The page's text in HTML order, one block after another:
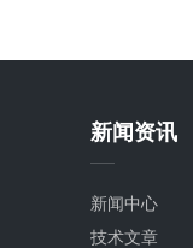
新闻资讯
新闻中心
技术文章